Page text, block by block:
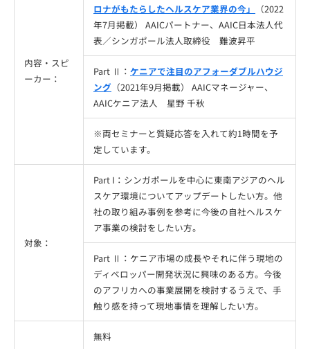
内容・スピ
ーカー：
ロナがもたらしたヘルスケア業界の今」
（2022
年7月掲載）
AAICパートナー、AAIC日本法人代
表／シンガポール法人取締役 難波昇平
Part Ⅱ： ケニアで注目のアフォーダブルハウジ
ング （2021年9月掲載） AAICマネージャー、
AAICケニア法人 星野 千秋
※両セミナーと質疑応答を入れて約1時間を予
定しています。
対象：
Part I：シンガポールを中心に東南アジアのヘル
スケア環境についてアップデートしたい方。他
社の取り組み事例を参考に今後の自社ヘルスケ
ア事業の検討をしたい方。
Part Ⅱ：ケニア市場の成長やそれに伴う現地の
ディベロッパー開発状況に興味のある方。今後
のアフリカへの事業展開を検討するうえで、手
触り感を持って現地事情を理解したい方。
無料